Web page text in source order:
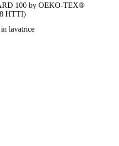
100 by OEKO-TEX®
HTTI)
lavatrice